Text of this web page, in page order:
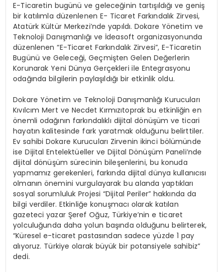
E-Ticaretin bugünü ve geleceğinin tartışıldığı ve geniş
bir katılımla düzenlenen E- Ticaret Farkındalık Zirvesi,
Atatürk Kültür Merkezi’nde yapıldı. Dokare Yönetim ve
Teknoloji Danışmanlığı ve İdeasoft organizasyonunda
düzenlenen “E-Ticaret Farkındalık Zirvesi”, E-Ticaretin
Bugünü ve Geleceği, Geçmişten Gelen Değerlerin
Korunarak Yeni Dünya Gerçekleri ile Entegrasyonu
odağında bilgilerin paylaşıldığı bir etkinlik oldu.
Dokare Yönetim ve Teknoloji Danışmanlığı Kurucuları
Kıvılcım Mert ve Necdet Kırmızıtoprak bu etkinliğin en
önemli odağının farkındalıklı dijital dönüşüm ve ticari
hayatın kalitesinde fark yaratmak olduğunu belirttiler.
Ev sahibi Dokare Kurucuları Zirvenin ikinci bölümünde
ise Dijital Entelektüeller ve Dijital Dönüşüm Paneli’nde
dijital dönüşüm sürecinin bileşenlerini, bu konuda
yapmamız gerekenleri, farkında dijital dünya kullanıcısı
olmanın önemini vurgulayarak bu alanda yaptıkları
sosyal sorumluluk Projesi “Dijital Periler” hakkında da
bilgi verdiler. Etkinliğe konuşmacı olarak katılan
gazeteci yazar Şeref Oğuz, Türkiye’nin e ticaret
yolculuğunda daha yolun başında olduğunu belirterek,
“Küresel e-ticaret pastasından sadece yüzde 1 pay
alıyoruz. Türkiye olarak büyük bir potansiyele sahibiz”
dedi.